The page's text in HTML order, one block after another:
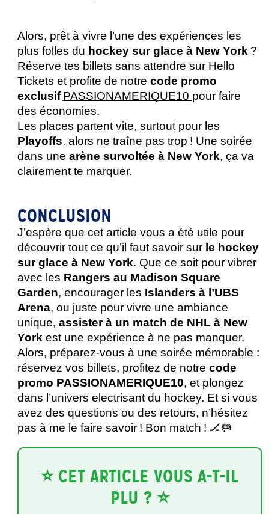
Alors, prêt à vivre l’une des expériences les
plus folles du hockey sur glace à New York ?
Réserve tes billets sans attendre sur Hello
Tickets et profite de notre code promo
exclusif PASSIONAMERIQUE10 pour faire
des économies.
Playoffs, alors ne traîne pas trop ! Une soirée
dans une arène survoltée à New York, ça va
clairement te marquer.
CONCLUSION
J’espère que cet article vous a été utile pour
découvrir tout ce qu’il faut savoir sur le hockey
sur glace à New York. Que ce soit pour vibrer
avec les Rangers au Madison Square
Garden, encourager les Islanders à l’UBS
Arena, ou juste pour vivre une ambiance
unique, assister à un match de NHL à New
York est une expérience à ne pas manquer.
Alors, préparez-vous à une soirée mémorable :
réservez vos billets, profitez de notre code
promo PASSIONAMERIQUE10, et plongez
dans l’univers electrisant du hockey. Et si vous
avez des questions ou des retours, n’hésitez
pas à me le faire savoir ! Bon match ! 🏒🥅
⭐ CET ARTICLE VOUS A-T-IL
PLU ? ⭐